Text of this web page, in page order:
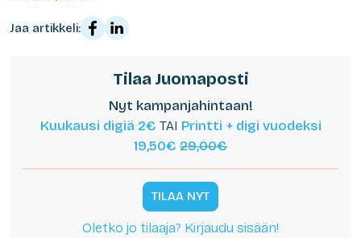
Jaa artikkeli:
Tilaa Juomaposti
Nyt kampanjahintaan!
Kuukausi digiä 2€ TAI Printti + digi vuodeksi
19,50€ 29,00€
TILAA NYT
Oletko jo tilaaja? Kirjaudu sisään!